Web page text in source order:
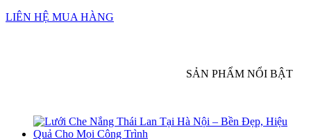
LIÊN HỆ MUA HÀNG
SẢN PHẨM NỔI BẬT